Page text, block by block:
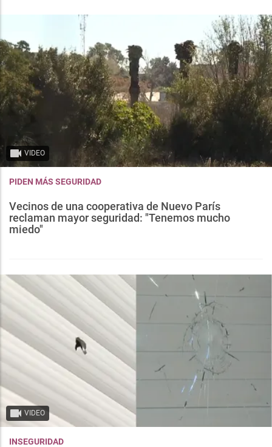
VIDEO
PIDEN MÁS SEGURIDAD
Vecinos de una cooperativa de Nuevo París
reclaman mayor seguridad: "Tenemos mucho
miedo"
VIDEO
INSEGURIDAD